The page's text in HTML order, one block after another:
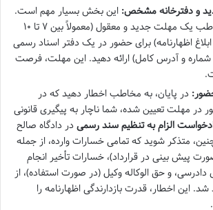
و دفترخانه مشخص: این بخش بسیار مهم است.
شما باید به مخاطب یک مهلت جدید و معقول (معمولاً بین ۷ تا ۱۰
اظهارنامه) برای حضور در یک دفتر اسناد رسمی
و آدرس کامل) ارائه دهید. این مهلت، فرصت
در پایان، به مخاطب اخطار دهید که در
مهلت تعیین شده، شما ناچار به پیگیری قانونی
الزام به تنظیم سند رسمی در دادگاه صالح
متذکر شوید که تمامی خسارات وارده، از جمله
پیش بینی در قرارداد)، خسارات تأخیر انجام
دادرسی، و حق الوکاله وکیل (در صورت استفاده)، از
این اخطار، قدرت بازدارندگی اظهارنامه را